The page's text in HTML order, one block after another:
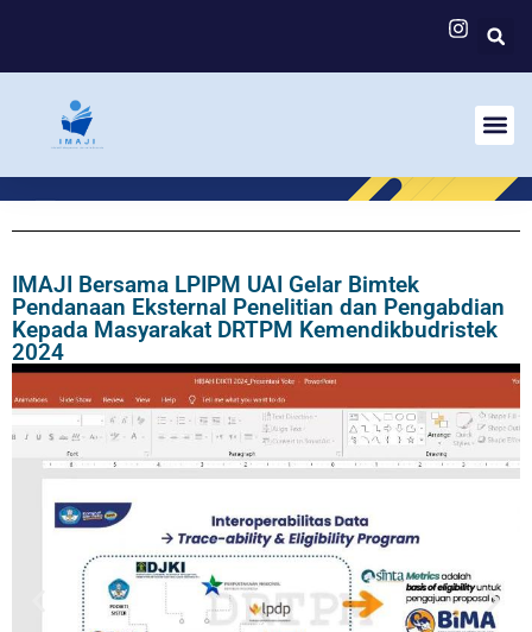
IMAJI Bersama LPIPM UAI Gelar Bimtek
Pendanaan Eksternal Penelitian dan Pengabdian
Kepada Masyarakat DRTPM Kemendikbudristek
2024